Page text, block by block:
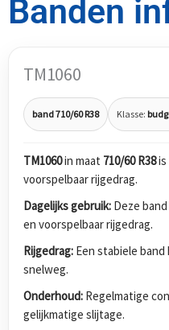
Banden
TM1060
band 710/60 R38 Klasse:
TM1060in maat 710/60 R38is
voorspelbaar rijgedrag.
Dagelijks gebruik: Deze
en voorspelbaar rijgedrag.
Rijgedrag: Een stabiele
snelweg.
Onderhoud: Regelmatige
gelijkmatige slijtage.